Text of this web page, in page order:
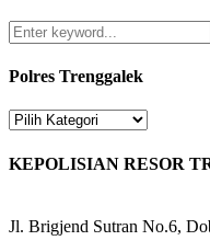
Search
for:
Polres Trenggalek
Polres
KEPOLISIAN RESOR
Jl. Brigjend Sutran No.6,